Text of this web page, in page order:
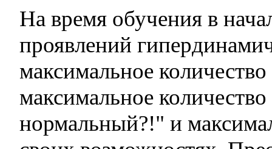
На время обучения в
проявлений
максимальное
максимальное
нормальный?!" и